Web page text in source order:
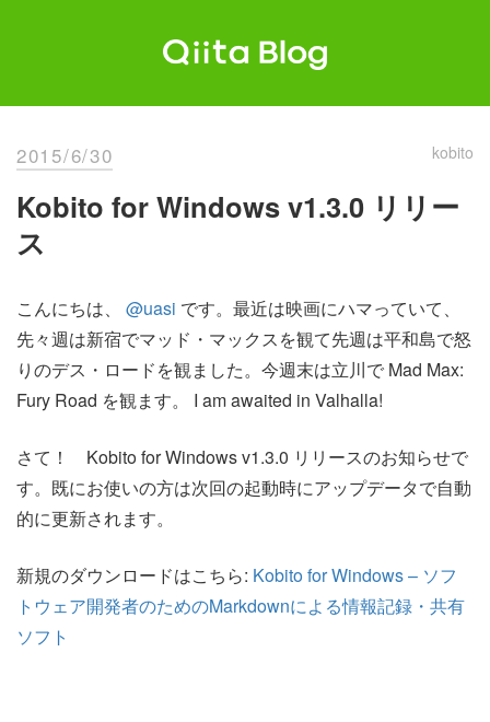
2015/6/30 kobito
Kobito for Windows v1.3.0 リリー
ス
こんにちは、 @uasi です。最近は映画にハマっていて、
先々週は新宿でマッド・マックスを観て先週は平和島で怒
りのデス・ロードを観ました。今週末は立川で Mad Max:
Fury Road を観ます。 I am awaited in Valhalla!
さて！ Kobito for Windows v1.3.0 リリースのお知らせで
す。既にお使いの方は次回の起動時にアップデータで自動
的に更新されます。
新規のダウンロードはこちら: Kobito for Windows – ソフ
トウェア開発者のためのMarkdownによる情報記録・共有
ソフト